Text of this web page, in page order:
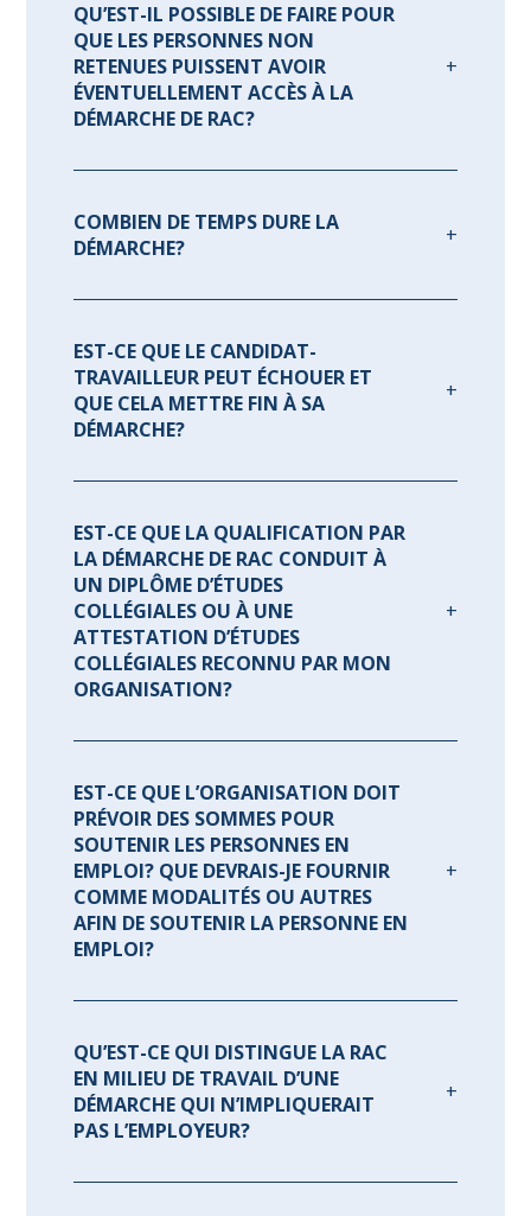
QU’EST-IL POSSIBLE DE FAIRE POUR
QUE LES PERSONNES NON
RETENUES PUISSENT AVOIR
ÉVENTUELLEMENT ACCÈS À LA
DÉMARCHE DE RAC?
COMBIEN DE TEMPS DURE LA
DÉMARCHE?
EST-CE QUE LE CANDIDAT-
TRAVAILLEUR PEUT ÉCHOUER ET
QUE CELA METTRE FIN À SA
DÉMARCHE?
EST-CE QUE LA QUALIFICATION PAR
LA DÉMARCHE DE RAC CONDUIT À
UN DIPLÔME D’ÉTUDES
COLLÉGIALES OU À UNE
ATTESTATION D’ÉTUDES
COLLÉGIALES RECONNU PAR MON
ORGANISATION?
EST-CE QUE L’ORGANISATION DOIT
PRÉVOIR DES SOMMES POUR
SOUTENIR LES PERSONNES EN
EMPLOI? QUE DEVRAIS-JE FOURNIR
COMME MODALITÉS OU AUTRES
AFIN DE SOUTENIR LA PERSONNE EN
EMPLOI?
QU’EST-CE QUI DISTINGUE LA RAC
EN MILIEU DE TRAVAIL D’UNE
DÉMARCHE QUI N’IMPLIQUERAIT
PAS L’EMPLOYEUR?